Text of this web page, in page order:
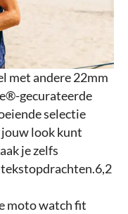
met andere 22mm
gecurateerde
selectie
jouw look kunt
je zelfs
moto watch fit